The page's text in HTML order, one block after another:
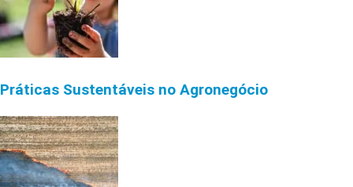
Práticas Sustentáveis no Agronegócio